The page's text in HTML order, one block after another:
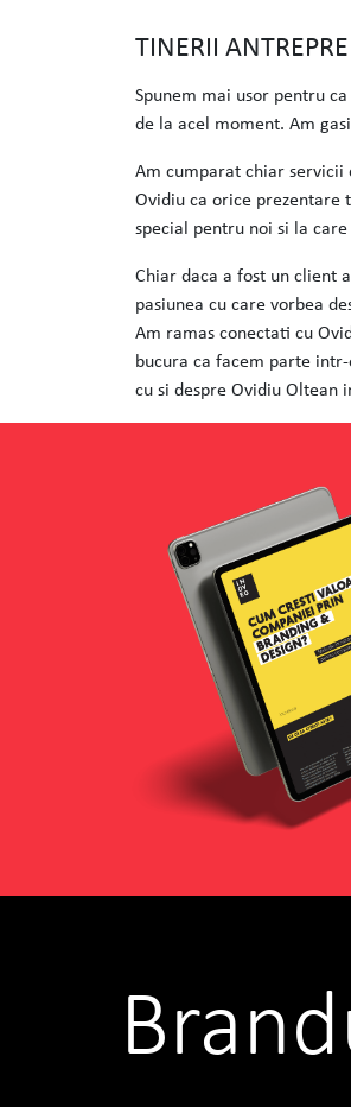
TINERII
Spunem mai usor pentru
de la acel moment. Am
Am cumparat chiar servicii
Ovidiu ca orice prezentare
special pentru noi si la
Chiar daca a fost un client
pasiunea cu care vorbea
Am ramas conectati cu
bucura ca facem parte
cu si despre Ovidiu Oltean